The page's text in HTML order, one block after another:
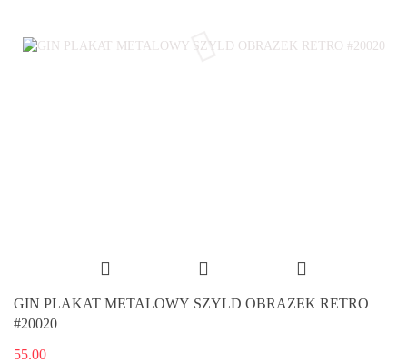
GIN PLAKAT METALOWY SZYLD OBRAZEK RETRO
#20020
55.00